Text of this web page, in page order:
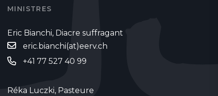
MINISTRES
Eric Bianchi, Diacre suffragant
eric.bianchi(at)eerv.ch
+41 77 527 40 99
Réka Luczki, Pasteure